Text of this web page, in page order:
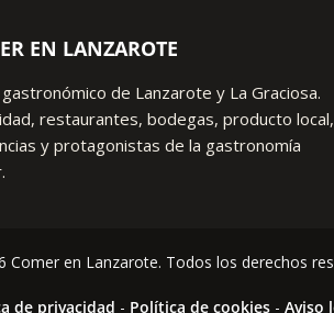
EN LANZAROTE
de Lanzarote y La Graciosa.
restaurantes, bodegas, producto local,
y protagonistas de la gastronomía
Comer en Lanzarote. Todos los derechos
de privacidad - Política de cookies - Aviso